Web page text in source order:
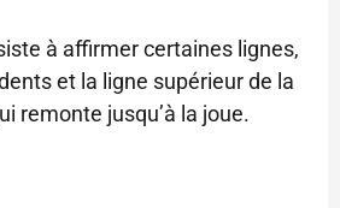
à affirmer certaines lignes,
et la ligne supérieur de la
remonte jusqu’à la joue.